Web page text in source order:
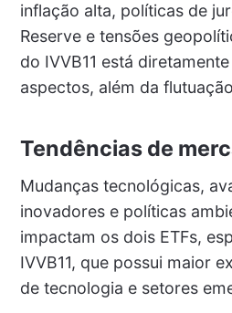
inflação alta, políticas de
Reserve e tensões
do IVVB11 está
aspectos, além da
Tendências de
Mudanças tecnológicas,
inovadores e políticas
impactam os dois ETFs,
IVVB11, que possui maior
de tecnologia e setores